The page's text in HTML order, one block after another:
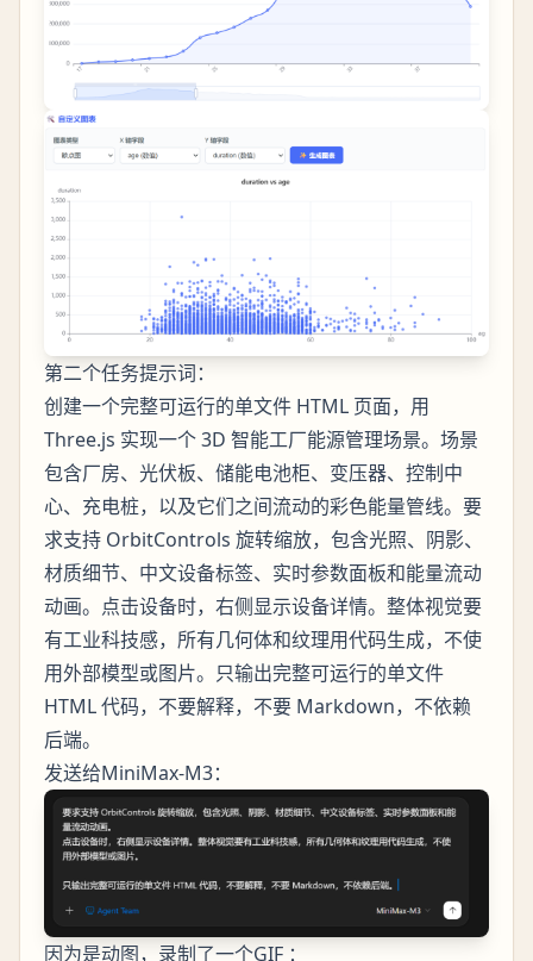
第二个任务提示词：
创建一个完整可运行的单文件 HTML 页面，用
Three.js 实现一个 3D 智能工厂能源管理场景。场景
包含厂房、光伏板、储能电池柜、变压器、控制中
心、充电桩，以及它们之间流动的彩色能量管线。要
求支持 OrbitControls 旋转缩放，包含光照、阴影、
材质细节、中文设备标签、实时参数面板和能量流动
动画。点击设备时，右侧显示设备详情。整体视觉要
有工业科技感，所有几何体和纹理用代码生成，不使
用外部模型或图片。只输出完整可运行的单文件
HTML 代码，不要解释，不要 Markdown，不依赖
后端。
发送给MiniMax-M3：
因为是动图，录制了一个GIF ：